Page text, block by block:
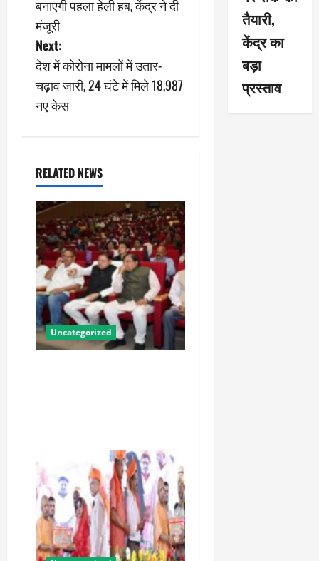
s
t
n
a
i
g
a
t
i
o
n
बनाएगी पहला हेली हब, केंद्र ने दी
मंजूरी
Next:
देश में कोरोना मामलों में उतार-
चढ़ाव जारी, 24 घंटे में मिले 18,987
नए केस
RELATED NEWS
Uncategorized
तैयारी,
केंद्र का
बड़ा
प्रस्ताव